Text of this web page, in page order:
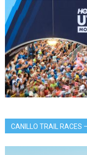
CANILLO TRAIL